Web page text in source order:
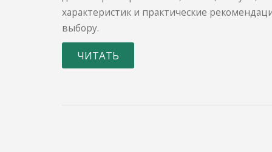
характеристик и практические
выбору.
ЧИТАТЬ